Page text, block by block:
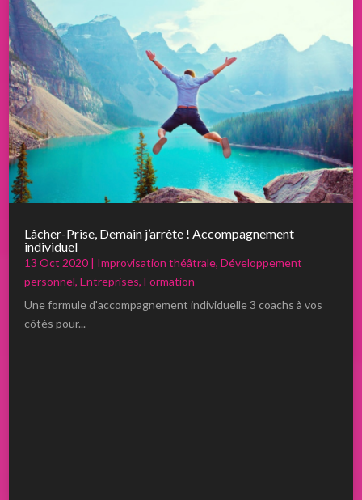
Lâcher-Prise, Demain j’arrête ! Accompagnement
individuel
13 Oct 2020 | Improvisation théâtrale,Développement
personnel,Entreprises,Formation
Une formule d'accompagnement individuelle 3 coachs à vos
côtés pour...